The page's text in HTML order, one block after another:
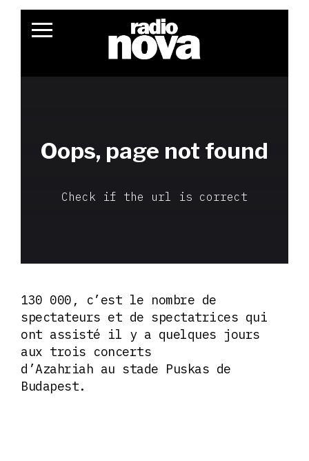
130 000, c’est le nombre de
spectateurs et de spectatrices qui
ont assisté il y a quelques jours
aux trois concerts
d’Azahriah au stade Puskas de
Budapest.